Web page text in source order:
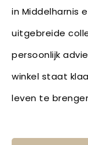
in Middelharnis
uitgebreide
persoonlijk
winkel staat
leven te